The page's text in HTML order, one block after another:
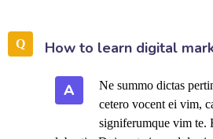
How to learn digital
A
Ne summo dictas
cetero vocent ei vim,
signiferumque vim te.